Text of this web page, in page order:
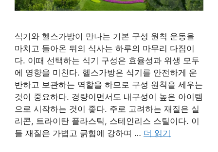
식기와 헬스가방이 만나는 기본 구성 원칙 운동을
마치고 돌아온 뒤의 식사는 하루의 마무리 다짐이
다. 이때 선택하는 식기 구성은 효율성과 위생 모두
에 영향을 미친다. 헬스가방은 식기를 안전하게 운
반하고 보관하는 역할을 하므로 구성 원칙을 세우는
것이 중요하다. 경량이면서도 내구성이 높은 아이템
으로 시작하는 것이 좋다. 주로 고려하는 재질은 실
리콘, 트라이탄 플라스틱, 스테인리스 스틸이다. 이
들 재질은 가볍고 긁힘에 강하며 … 더 읽기